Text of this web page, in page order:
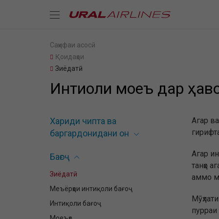
Саҳифаи асосӣ
Қоидаҳои
Зиёдатӣ
Интиқоли моеъ дар
Хариди чипта ва
баргардонидани он
Бағоҷ
Зиёдатӣ
Меъёрҳои интиқоли бағоҷ
Интиқоли бағоҷ
Агар
Агар
танҳо
аммо